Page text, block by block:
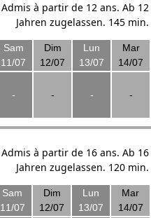
Admis à partir de 12 ans. Ab 12
Jahren zugelassen. 145 min.
Sam
11/07
Dim
12/07
Lun
13/07
Mar
14/07
- - - -
Admis à partir de 16 ans. Ab 16
Jahren zugelassen. 120 min.
Sam
11/07
Dim
12/07
Lun
13/07
Mar
14/07